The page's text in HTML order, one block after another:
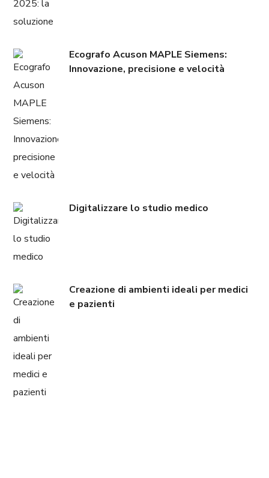
Ecografo Acuson MAPLE Siemens:
Innovazione, precisione e velocità
Digitalizzare lo studio medico
Creazione di ambienti ideali per medici
e pazienti